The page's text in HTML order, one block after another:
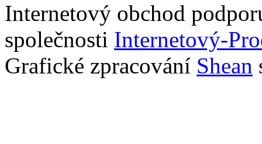
Internetový obchod
společnosti Internetový-
Grafické zpracování Shean